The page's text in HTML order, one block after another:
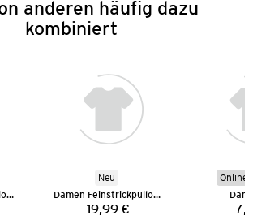
anderen häufig dazu
kombiniert
Damen Feinstrickpullover
Neu
Damen Feinstrickpullover
Preis:
19,99 €
Online